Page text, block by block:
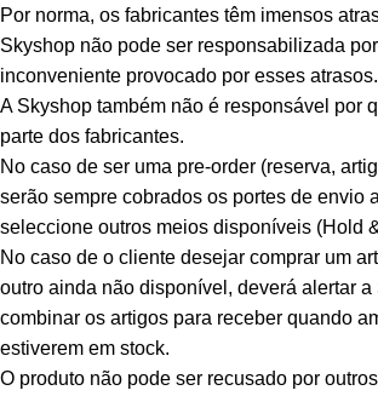
Por norma, os fabricantes têm imensos
Skyshop não pode ser responsabilizada
inconveniente provocado por esses atrasos.
A Skyshop também não é responsável por
parte dos fabricantes.
No caso de ser uma pre-order (reserva,
serão sempre cobrados os portes de envio
seleccione outros meios disponíveis (Hold
No caso de o cliente desejar comprar um
outro ainda não disponível, deverá alertar
combinar os artigos para receber quando
estiverem em stock.
O produto não pode ser recusado por